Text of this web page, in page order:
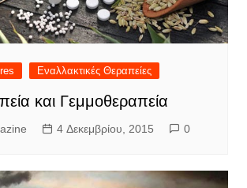
Εναλλακτικές Θεραπείες
και Γεμμοθεραπεία
4 Δεκεμβρίου, 2015 0